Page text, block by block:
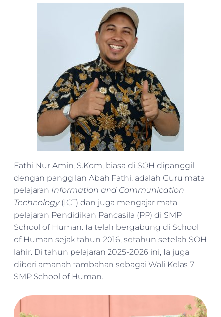
Fathi Nur Amin, S.Kom, biasa di SOH dipanggil
dengan panggilan Abah Fathi, adalah Guru mata
pelajaran Information and Communication
Technology (ICT) dan juga mengajar mata
pelajaran Pendidikan Pancasila (PP) di SMP
School of Human. Ia telah bergabung di School
of Human sejak tahun 2016, setahun setelah SOH
lahir. Di tahun pelajaran 2025-2026 ini, Ia juga
diberi amanah tambahan sebagai Wali Kelas 7
SMP School of Human.